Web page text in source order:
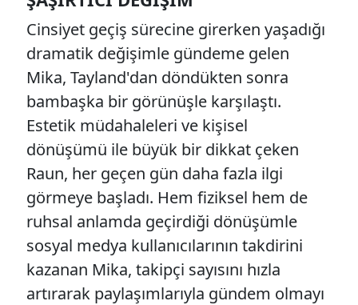
Cinsiyet geçiş sürecine girerken yaşadığı
dramatik değişimle gündeme gelen
Mika, Tayland'dan döndükten sonra
bambaşka bir görünüşle karşılaştı.
Estetik müdahaleleri ve kişisel
dönüşümü ile büyük bir dikkat çeken
Raun, her geçen gün daha fazla ilgi
görmeye başladı. Hem fiziksel hem de
ruhsal anlamda geçirdiği dönüşümle
sosyal medya kullanıcılarının takdirini
kazanan Mika, takipçi sayısını hızla
artırarak paylaşımlarıyla gündem olmayı